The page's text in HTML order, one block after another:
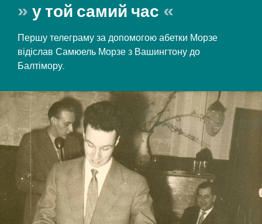
у той самий час
Першу телеграму за допомогою абетки Морзе
відіслав Самюель Морзе з Вашингтону до
Балтімору.